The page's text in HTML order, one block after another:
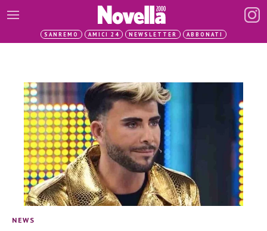
SANREMO AMICI 24 NEWSLETTER ABBONATI
NEWS